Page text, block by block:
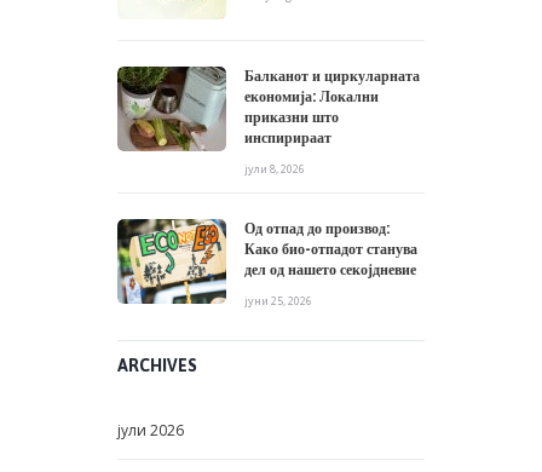
Балканот и циркуларната
економија: Локални
приказни што
инспирираат
јули 8, 2026
Од отпад до производ:
Како био-отпадот станува
дел од нашето секојдневие
јуни 25, 2026
ARCHIVES
јули 2026